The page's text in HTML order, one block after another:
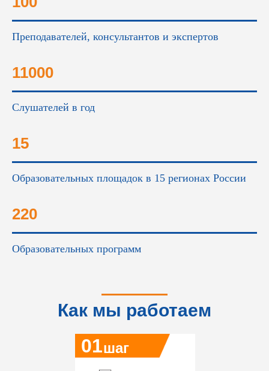
Преподавателей, консультантов и экспертов
11000
Слушателей в год
15
Образовательных площадок в 15 регионах России
220
Образовательных программ
Как мы работаем
01шаг